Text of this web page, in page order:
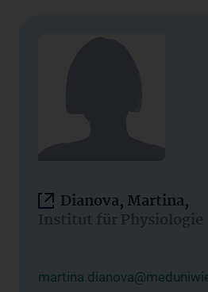
Dianova, Martina,
Institut für Physiologie